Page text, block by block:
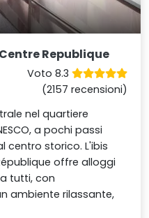
Republique
Voto 8.3
(2157 recensioni)
nel quartiere
a pochi passi
centro storico. L'ibis
offre alloggi
tutti, con
ambiente rilassante,